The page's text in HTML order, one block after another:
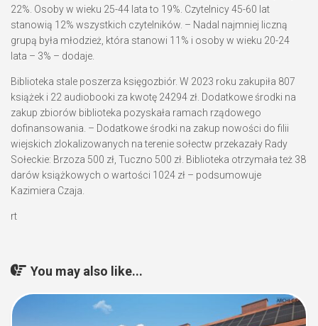
22%. Osoby w wieku 25-44 lata to 19%. Czytelnicy 45-60 lat
stanowią 12% wszystkich czytelników. – Nadal najmniej liczną
grupą była młodzież, która stanowi 11% i osoby w wieku 20-24
lata – 3% – dodaje.
Biblioteka stale poszerza księgozbiór. W 2023 roku zakupiła 807
książek i 22 audiobooki za kwotę 24294 zł. Dodatkowe środki na
zakup zbiorów biblioteka pozyskała ramach rządowego
dofinansowania. – Dodatkowe środki na zakup nowości do filii
wiejskich zlokalizowanych na terenie sołectw przekazały Rady
Sołeckie: Brzoza 500 zł, Tuczno 500 zł. Biblioteka otrzymała też 38
darów książkowych o wartości 1024 zł – podsumowuje
Kazimiera Czaja
rt
You may also like...